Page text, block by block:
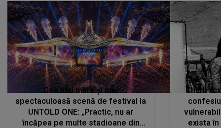
Cea mai mare și mai
spectaculoasă scenă de festival la
UNTOLD ONE: „Practic, nu ar
încăpea pe multe stadioane din
Charli
exista